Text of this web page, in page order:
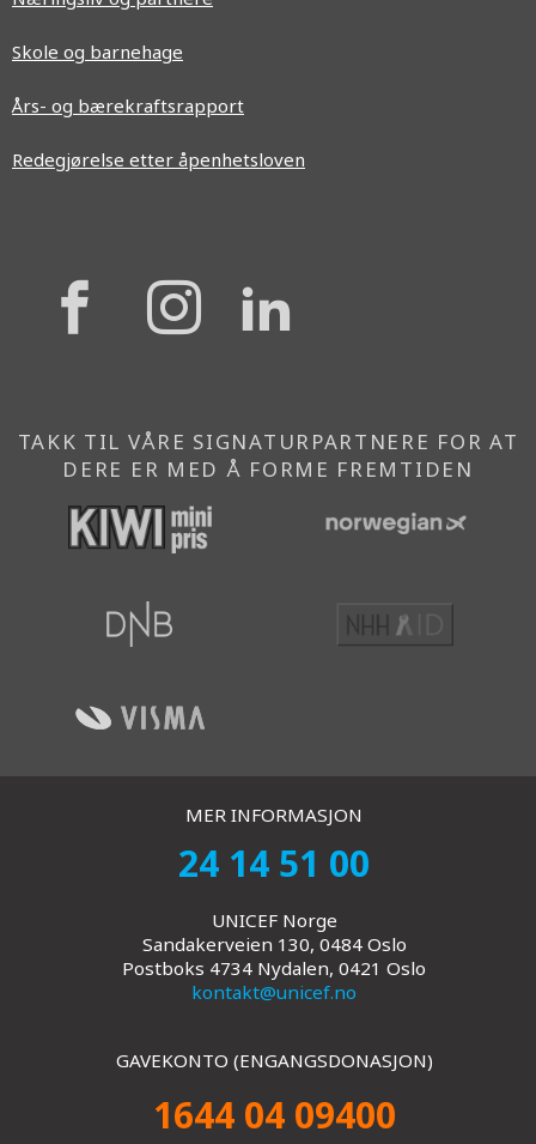
Skole og barnehage
Års- og bærekraftsrapport
Redegjørelse etter åpenhetsloven
{{
'Facebook'|t
}}
{{
}}
TAKK TIL VÅRE SIGNATURPARTNERE FOR AT
DERE ER MED Å FORME FREMTIDEN
MER INFORMASJON
24 14 51 00
UNICEF Norge
Sandakerveien 130, 0484 Oslo
Postboks 4734 Nydalen, 0421 Oslo
kontakt@unicef.no
GAVEKONTO (ENGANGSDONASJON)
1644 04 09400